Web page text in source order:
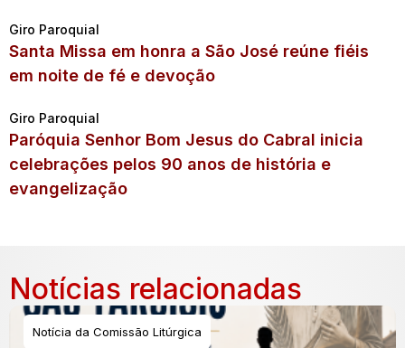
Giro Paroquial
Santa Missa em honra a São José reúne fiéis
em noite de fé e devoção
Giro Paroquial
Paróquia Senhor Bom Jesus do Cabral inicia
celebrações pelos 90 anos de história e
evangelização
Notícias relacionadas
Notícia da Comissão Litúrgica